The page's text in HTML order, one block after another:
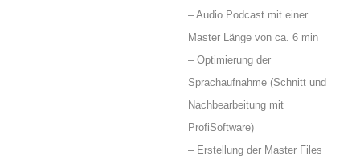
– Audio Podcast mit einer
Master Länge von ca. 6 min
– Optimierung der
Sprachaufnahme (Schnitt und
Nachbearbeitung mit
ProfiSoftware)
– Erstellung der Master Files